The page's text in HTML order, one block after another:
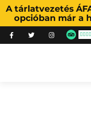
A tárlatvezetés
opcióban már a